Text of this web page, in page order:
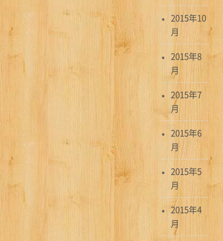
2015年10
月
2015年8
月
2015年7
月
2015年6
月
2015年5
月
2015年4
月